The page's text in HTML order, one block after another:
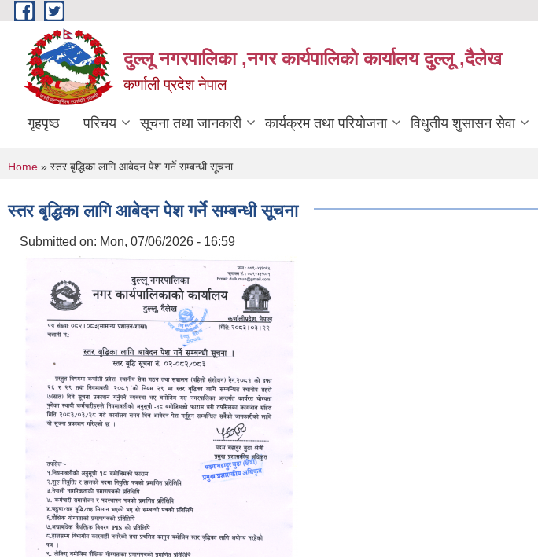
Skip to main content
दुल्लू नगरपालिका ,नगर कार्यपालिकाे कार्यालय दुल्लू ,दैलेख
कर्णाली प्रदेश नेपाल
गृहपृष्ठ परिचय सूचना तथा जानकारी कार्यक्रम तथा परियोजना विधुतीय शुसासन सेवा
You are here
Home » स्तर बृद्धिका लागि आबेदन पेश गर्ने सम्बन्धी सूचना
स्तर बृद्धिका लागि आबेदन पेश गर्ने सम्बन्धी सूचना
Submitted on: Mon, 07/06/2026 - 16:59